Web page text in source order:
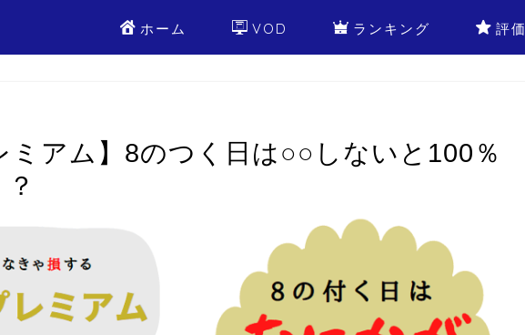
ホーム VOD ランキング 評価
ミアム】8のつく日は○○しないと100％